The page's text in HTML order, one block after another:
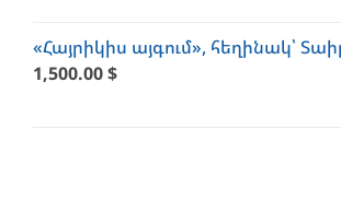
«Հայրիկիս այգում», հեղինակ՝
1,500.00$